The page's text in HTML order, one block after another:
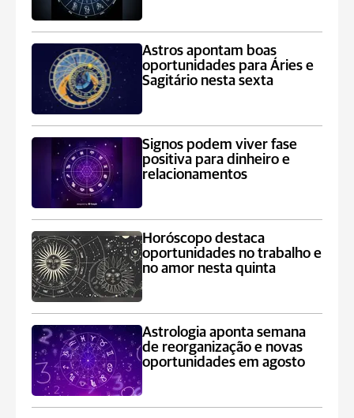
Astros apontam boas
oportunidades para Áries e
Sagitário nesta sexta
Signos podem viver fase
positiva para dinheiro e
relacionamentos
Horóscopo destaca
oportunidades no trabalho e
no amor nesta quinta
Astrologia aponta semana
de reorganização e novas
oportunidades em agosto